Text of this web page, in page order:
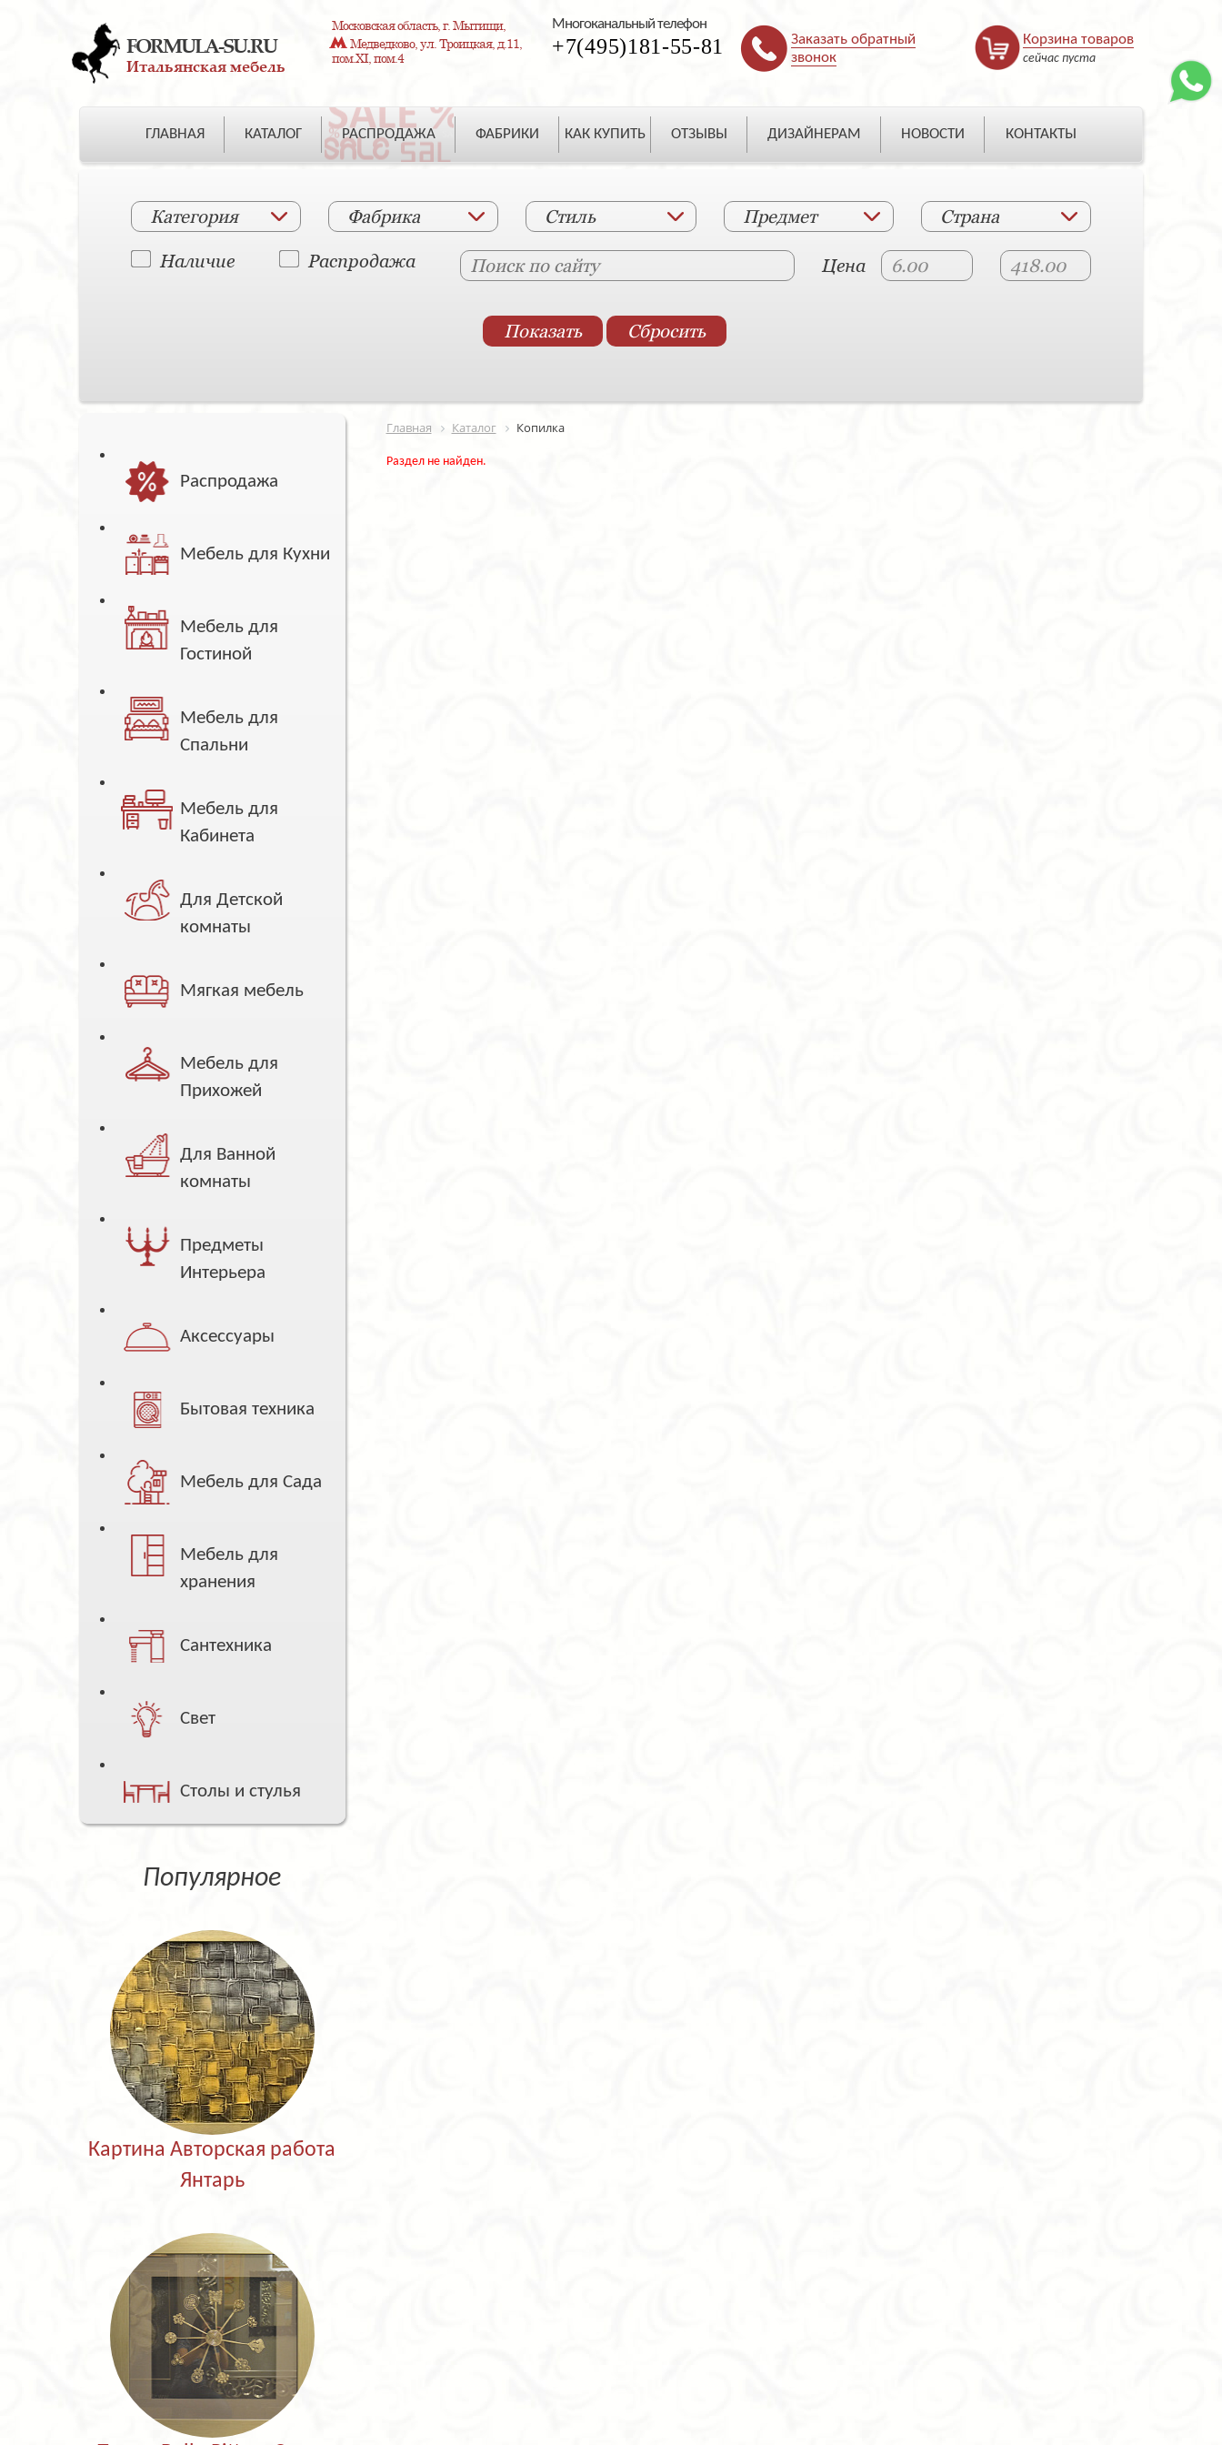
FORMULA-SU.RU
Итальянская мебель
Московская область, г. Мытищи,
Медведково, ул. Троицкая, д.11,
пом.XI, пом.4
Многоканальный телефон
+7(495)181-55-81
Заказать обратный
звонок
Корзина товаров
сейчас пуста
ГЛАВНАЯ КАТАЛОГ РАСПРОДАЖА ФАБРИКИ КАК КУПИТЬ ОТЗЫВЫ ДИЗАЙНЕРАМ НОВОСТИ КОНТАКТЫ
Категория Фабрика Стиль Предмет Страна
Наличие Распродажа Цена
Распродажа
Мебель для Кухни
Мебель для
Гостиной
Мебель для
Спальни
Мебель для
Кабинета
Для Детской
комнаты
Мягкая мебель
Мебель для
Прихожей
Для Ванной
комнаты
Предметы
Интерьера
Аксессуары
Бытовая техника
Мебель для Сада
Мебель для
хранения
Сантехника
Свет
Столы и стулья
Популярное
Картина Авторская работа
Янтарь
Главная Каталог Копилка
Раздел не найден.